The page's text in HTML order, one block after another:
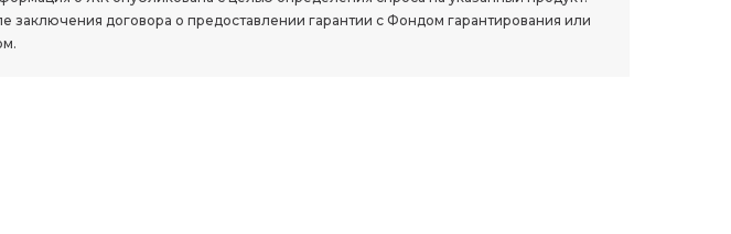
заключения договора о предоставлении гарантии с Фондом гарантирования или